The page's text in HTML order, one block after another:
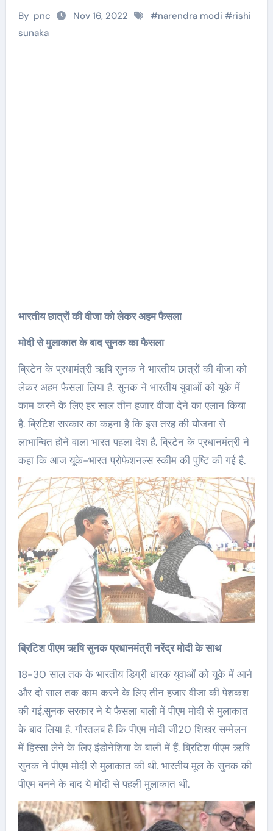
By pnc Nov 16, 2022 #narendra modi #rishi
sunaka
भारतीय छात्रों की वीजा को लेकर अहम फैसला
मोदी से मुलाकात के बाद सुनक का फैसला
ब्रिटेन के प्रधामंत्री ऋषि सुनक ने भारतीय छात्रों की वीजा को
लेकर अहम फैसला लिया है. सुनक ने भारतीय युवाओं को यूके में
काम करने के लिए हर साल तीन हजार वीजा देने का एलान किया
है. ब्रिटिश सरकार का कहना है कि इस तरह की योजना से
लाभान्वित होने वाला भारत पहला देश है. ब्रिटेन के प्रधानमंत्री ने
कहा कि आज यूके-भारत प्रोफेशनल्स स्कीम की पुष्टि की गई है.
ब्रिटिश पीएम ऋषि सुनक प्रधानमंत्री नरेंद्र मोदी के साथ
18-30 साल तक के भारतीय डिग्री धारक युवाओं को यूके में आने
और दो साल तक काम करने के लिए तीन हजार वीजा की पेशकश
की गई.सुनक सरकार ने ये फैसला बाली में पीएम मोदी से मुलाकात
के बाद लिया है. गौरतलब है कि पीएम मोदी जी20 शिखर सम्मेलन
में हिस्सा लेने के लिए इंडोनेशिया के बाली में हैं. ब्रिटिश पीएम ऋषि
सुनक ने पीएम मोदी से मुलाकात की थी. भारतीय मूल के सुनक की
पीएम बनने के बाद ये मोदी से पहली मुलाकात थी.